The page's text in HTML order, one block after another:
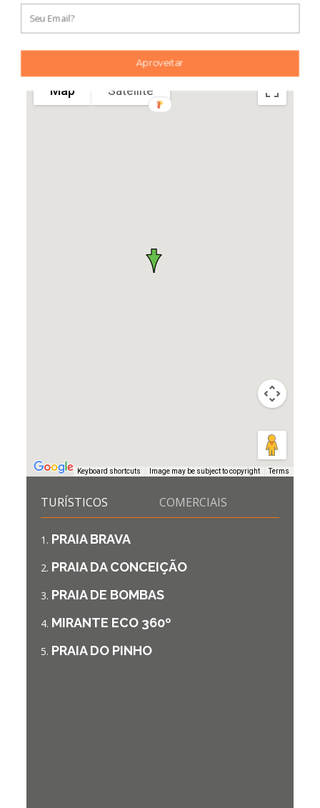
Mapa
Map Satellite
Keyboard shortcuts Image may be subject to copyright Terms
TURÍSTICOS COMERCIAIS
PRAIA BRAVA
PRAIA DA CONCEIÇÃO
PRAIA DE BOMBAS
MIRANTE ECO 360º
PRAIA DO PINHO
Aproveitar